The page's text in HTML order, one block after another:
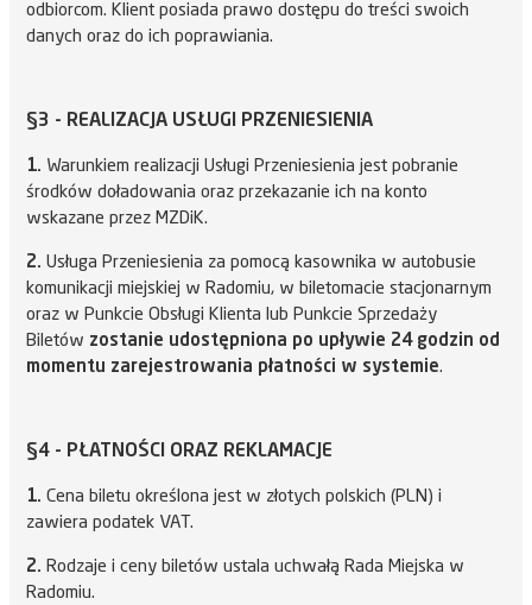
odbiorcom. Klient posiada prawo dostępu do treści swoich
danych oraz do ich poprawiania.
§3 - REALIZACJA USŁUGI PRZENIESIENIA
1. Warunkiem realizacji Usługi Przeniesienia jest pobranie
środków doładowania oraz przekazanie ich na konto
wskazane przez MZDiK.
2. Usługa Przeniesienia za pomocą kasownika w autobusie
komunikacji miejskiej w Radomiu, w biletomacie stacjonarnym
oraz w Punkcie Obsługi Klienta lub Punkcie Sprzedaży
Biletów zostanie udostępniona po upływie 24 godzin od
momentu zarejestrowania płatności w systemie.
§4 - PŁATNOŚCI ORAZ REKLAMACJE
1. Cena biletu określona jest w złotych polskich (PLN) i
zawiera podatek VAT.
2. Rodzaje i ceny biletów ustala uchwałą Rada Miejska w
Radomiu.